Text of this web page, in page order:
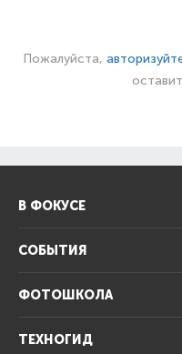
Пожалуйста,
В ФОКУСЕ
СОБЫТИЯ
ФОТОШКОЛА
ТЕХНОГИД